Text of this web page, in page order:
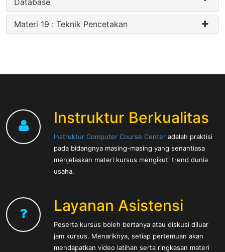
Database
Materi 19 : Teknik Pencetakan
Instruktur Berkualitas
Instruktur Computer Course Center adalah praktisi
pada bidangnya masing-masing yang senantiasa
menjelaskan materi kursus mengikuti trend dunia
usaha.
Layanan Asistensi
Peserta kursus boleh bertanya atau diskusi diluar
jam kursus. Menariknya, setiap pertemuan akan
mendapatkan video latihan serta ringkasan materi